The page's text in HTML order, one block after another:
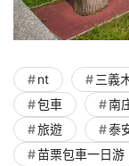
nt 三義
包車
南
旅遊
泰
苗栗包車一日游